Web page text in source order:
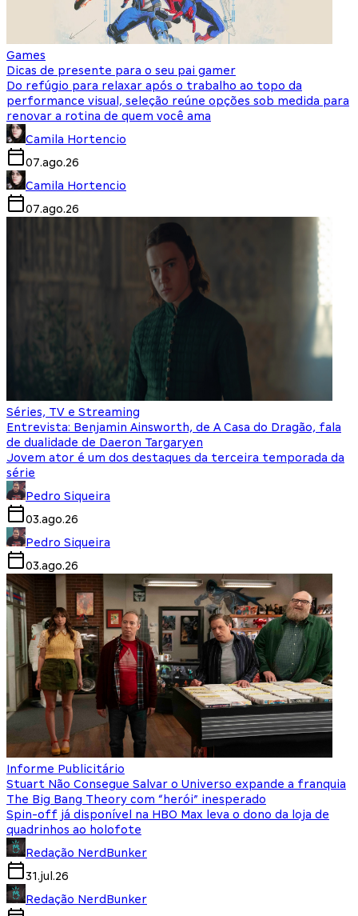
Games
Dicas de presente para o seu pai gamer
Do refúgio para relaxar após o trabalho ao topo da
performance visual, seleção reúne opções sob medida para
renovar a rotina de quem você ama
Camila Hortencio
07.ago.26
Camila Hortencio
07.ago.26
Séries, TV e Streaming
Entrevista: Benjamin Ainsworth, de A Casa do Dragão, fala
de dualidade de Daeron Targaryen
Jovem ator é um dos destaques da terceira temporada da
série
Pedro Siqueira
03.ago.26
Pedro Siqueira
03.ago.26
Informe Publicitário
Stuart Não Consegue Salvar o Universo expande a franquia
The Big Bang Theory com “herói” inesperado
Spin-off já disponível na HBO Max leva o dono da loja de
quadrinhos ao holofote
Redação NerdBunker
31.jul.26
Redação NerdBunker